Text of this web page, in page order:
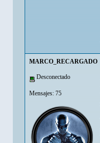
MARCO_RECARGADO
Desconectado
Mensajes: 75